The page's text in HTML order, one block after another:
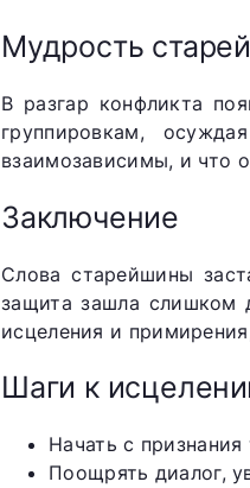
Мудрость
В разгар конфликта
группировкам,
взаимозависимы, и что
Заключение
Слова старейшины
защита зашла слишком
исцеления и
Шаги к
Начать с
Поощрять диалог,